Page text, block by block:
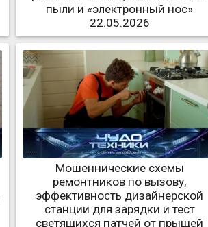
пыли и «электронный нос»
22.05.2026
Мошеннические схемы
ремонтников по вызову,
эффективность дизайнерской
станции для зарядки и тест
светящихся патчей от прыщей